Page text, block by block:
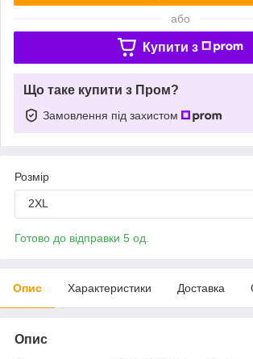
або
Купити з
Що таке купити з Пром?
Замовлення під захистом
Розмір
2XL
Готово до відправки 5 од.
Опис Характеристики Доставка
Опис